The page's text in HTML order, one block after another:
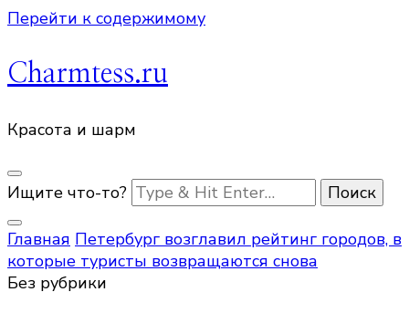
Перейти к содержимому
Charmtess.ru
Красота и шарм
Ищите что-то?
Главная Петербург возглавил рейтинг городов, в
которые туристы возвращаются снова
Без рубрики